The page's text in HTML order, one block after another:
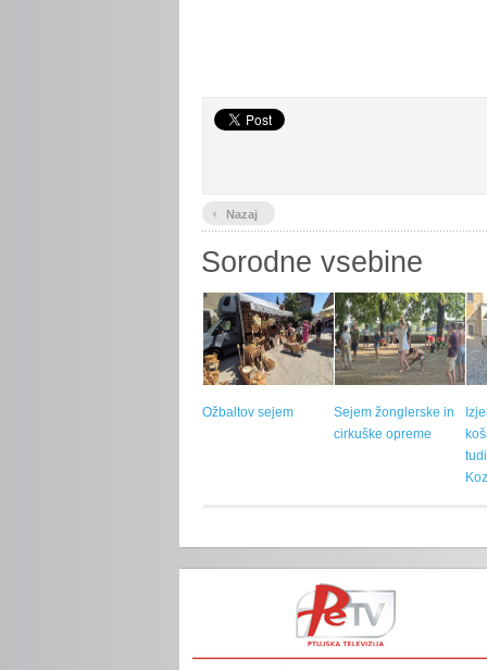
‹ Nazaj
Sorodne vsebine
Ožbaltov sejem
Sejem žonglerske in
cirkuške opreme